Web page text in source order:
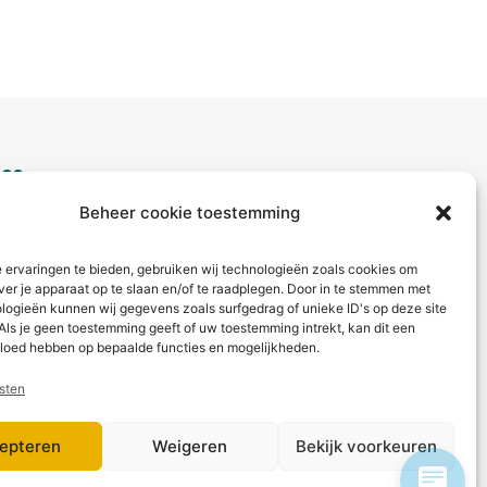
Beheer cookie toestemming
ervaringen te bieden, gebruiken wij technologieën zoals cookies om
je apparaat op te slaan en/of te raadplegen. Door in te stemmen met
kunnen wij gegevens zoals surfgedrag of unieke ID's op deze site
je geen toestemming geeft of uw toestemming intrekt, kan dit een
hebben op bepaalde functies en mogelijkheden.
Weigeren Bekijk voorkeuren